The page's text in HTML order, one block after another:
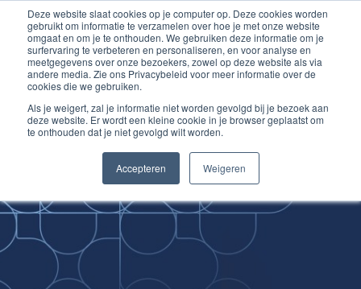
Deze website slaat cookies op je computer op. Deze cookies worden
gebruikt om informatie te verzamelen over hoe je met onze website
omgaat en om je te onthouden. We gebruiken deze informatie om je
surfervaring te verbeteren en personaliseren, en voor analyse en
meetgegevens over onze bezoekers, zowel op deze website als via
andere media. Zie ons Privacybeleid voor meer informatie over de
cookies die we gebruiken.
Als je weigert, zal je informatie niet worden gevolgd bij je bezoek aan
deze website. Er wordt een kleine cookie in je browser geplaatst om
te onthouden dat je niet gevolgd wilt worden.
Accepteren Weigeren
Inloggen account
Ga
naar
de
inhoud
Improving
Medical Skills